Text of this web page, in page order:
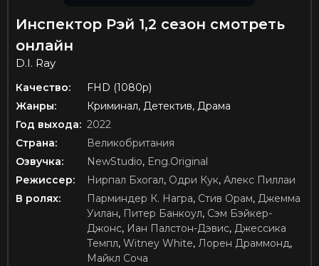
Инспектор Рэй 1,2 сезон смотреть
онлайн
D.I. Ray
Качество:
FHD (1080p)
Жанры:
Криминал, Детектив, Драма
Год выхода: 2022
Страна:
Великобритания
Озвучка:
NewStudio, Eng.Original
Режиссер:
Нирпал Бхогал, Одри Кук, Алекс Пиллаи
В ролях:
Парминдер К. Награ, Стив Орам, Джемма
Уилан, Питер Банкоул, Сэм Бэйкер-
Джонс, Иан Палстон-Дэвис, Джессика
Темпл, Witney White, Лорен Драммонд,
Майкл Соча